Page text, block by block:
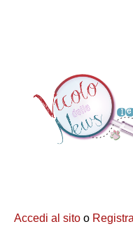
Accedi al sito o